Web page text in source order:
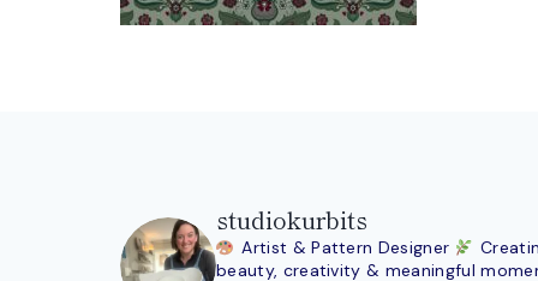
studiokurbits
Artist & Pattern Designer
beauty, creativity & meaningful